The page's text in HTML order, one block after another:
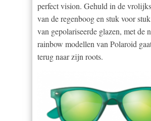
perfect vision. Gehuld in de
van de regenboog en stuk voor
van gepolariseerde glazen, met de
rainbow modellen van Polaroid
terug naar zijn roots.